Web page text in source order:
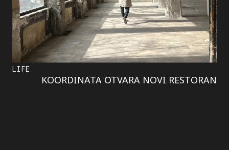
LIFE
KOORDINATA OTVARA NOVI RESTORAN